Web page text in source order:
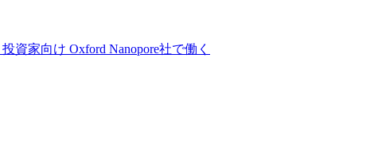
投資家向け Oxford Nanopore社で働く